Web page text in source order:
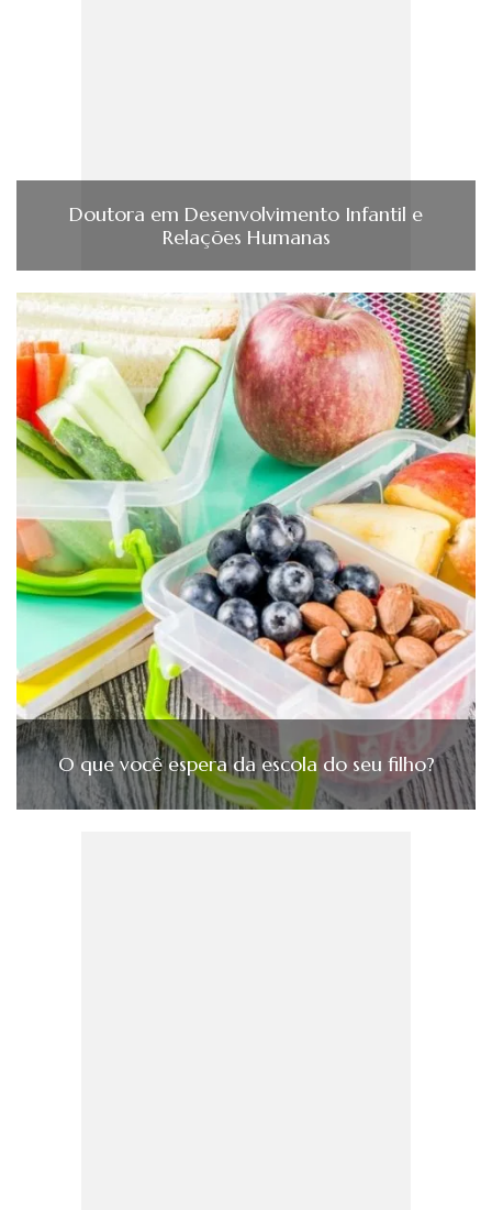
Doutora em Desenvolvimento Infantil e
Relações Humanas
O que você espera da escola do seu filho?